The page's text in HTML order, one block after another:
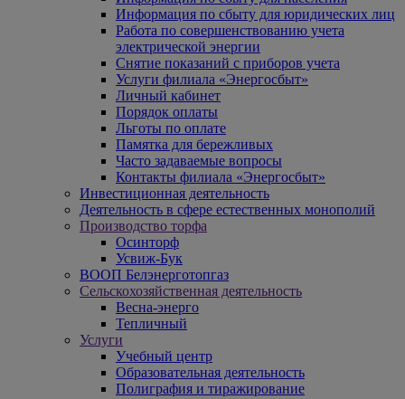
Информация по сбыту для юридических лиц
Работа по совершенствованию учета
электрической энергии
Снятие показаний с приборов учета
Услуги филиала «Энергосбыт»
Личный кабинет
Порядок оплаты
Льготы по оплате
Памятка для бережливых
Часто задаваемые вопросы
Контакты филиала «Энергосбыт»
Инвестиционная деятельность
Деятельность в сфере естественных монополий
Производство торфа
Осинторф
Усвиж-Бук
ВООП Белэнерготопгаз
Сельскохозяйственная деятельность
Весна-энерго
Тепличный
Услуги
Учебный центр
Образовательная деятельность
Полиграфия и тиражирование